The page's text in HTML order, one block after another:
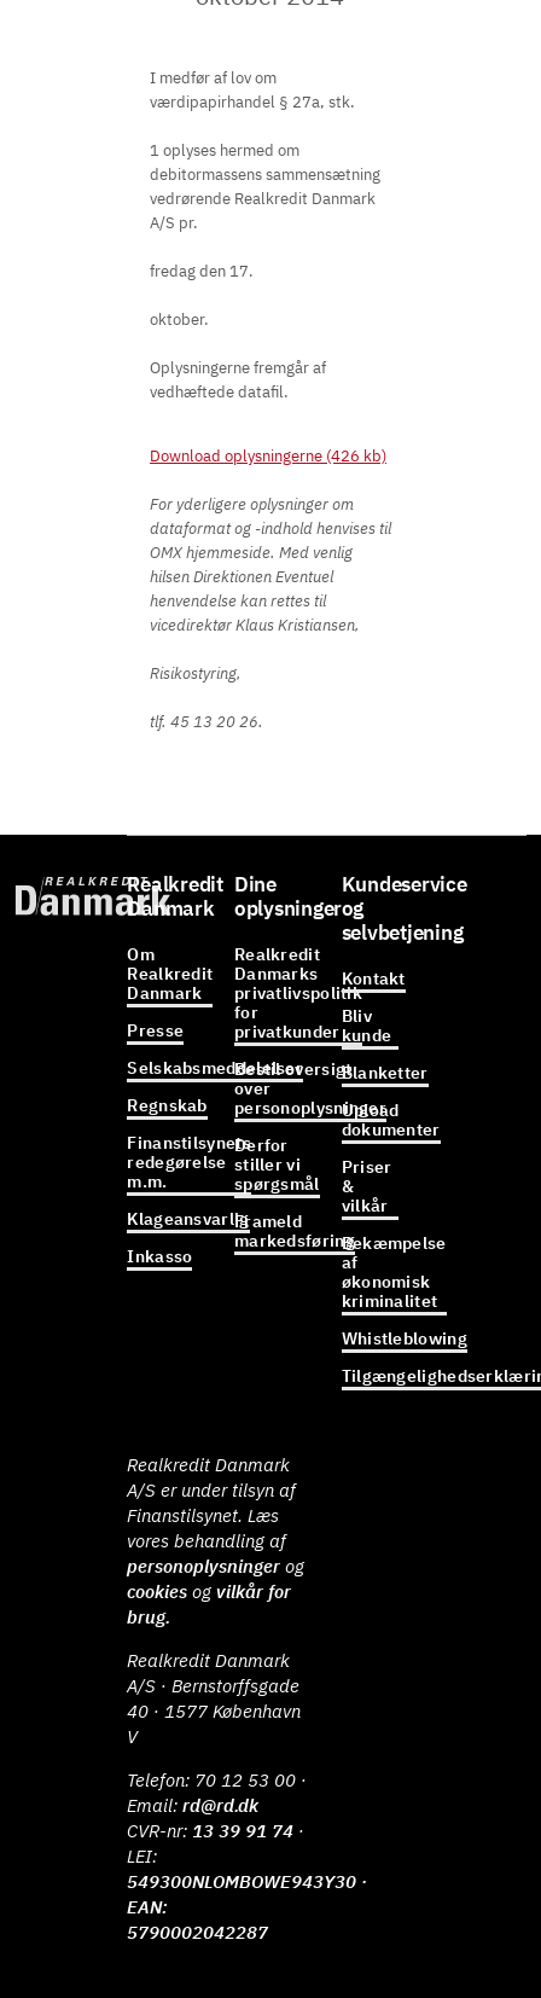
I medfør af lov om
værdipapirhandel § 27a, stk.
1 oplyses hermed om
debitormassens sammensætning
vedrørende Realkredit Danmark
A/S pr.
fredag den 17.
oktober.
Oplysningerne fremgår af
vedhæftede datafil.
Download oplysningerne (426 kb)
For yderligere oplysninger om
dataformat og -indhold henvises til
OMX hjemmeside. Med venlig
hilsen Direktionen Eventuel
henvendelse kan rettes til
vicedirektør Klaus Kristiansen,
Risikostyring,
tlf. 45 13 20 26.
Realkredit
Danmark
Om
Realkredit
Danmark
Presse
Selskabsmeddelelser
Regnskab
Finanstilsynets
redegørelse
m.m.
Klageansvarlig
Inkasso
Dine
oplysninger
Realkredit
Danmarks
privatlivspolitik
for
privatkunder
Bestil oversigt
over
personoplysninger
Derfor
stiller vi
spørgsmål
Frameld
markedsføring
Kundeservice
og
selvbetjening
Kontakt
Bliv
kunde
Blanketter
Upload
dokumenter
Priser
&
vilkår
Bekæmpelse
af
økonomisk
kriminalitet
Whistleblowing
Realkredit Danmark
A/S er under tilsyn af
Finanstilsynet. Læs
vores behandling af
personoplysninger og
cookies ogvilkår for
brug.
Realkredit Danmark
A/S · Bernstorffsgade
40 · 1577 København
V
Telefon: 70 12 53 00 ·
Email:rd@rd.dk
CVR-nr: 13 39 91 74 ·
LEI:
549300NLOMBOWE943Y30 ·
EAN:
5790002042287